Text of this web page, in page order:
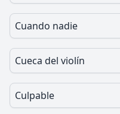
Cuando nadie
Cueca del violín
Culpable